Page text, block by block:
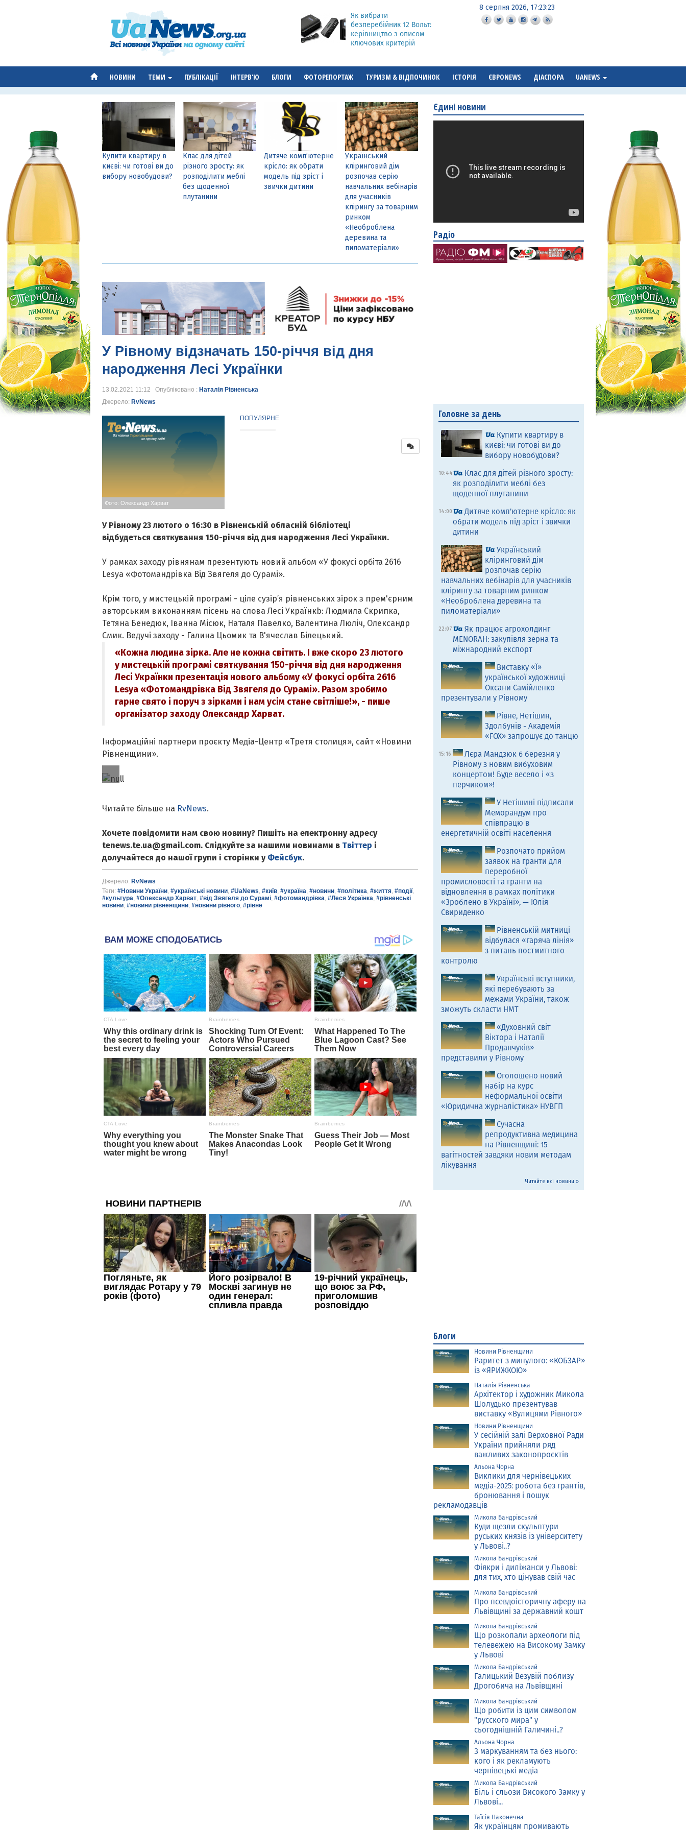
Як вибрати
безперебійник 12 Вольт:
керівництво з описом
ключових критерій
8 серпня 2026, 17:23:24
НОВИНИ ТЕМИ ПУБЛІКАЦІЇ ІНТЕРВ'Ю БЛОГИ ФОТОРЕПОРТАЖ ТУРИЗМ & ВІДПОЧИНОК ІСТОРІЯ ЄВРОNEWS ДІАСПОРА UANEWS
Купити квартиру в
києві: чи готові ви до
вибору новобудови?
Клас для дітей
різного зросту: як
розподілити меблі
без щоденної
плутанини
Дитяче комп’ютерне
крісло: як обрати
модель під зріст і
звички дитини
Український
кліринговий дім
розпочав серію
навчальних вебінарів
для учасників
клірингу за товарним
ринком
«Необроблена
деревина та
пиломатеріали»
У Рівному відзначать 150-річчя від дня
народження Лесі Українки
13.02.2021 11:12 Опубліковано : Наталія Рівненська
Джерело: RvNews
Фото: Олександр Харват
ПОПУЛЯРНЕ
У Рівному 23 лютого о 16:30 в Рівненській обласній бібліотеці
відбудеться святкування 150-річчя від дня народження Лесі Українки.
У рамках заходу рівнянам презентують новий альбом «У фокусі орбіта 2616
Lesya «Фотомандрівка Від Звягеля до Сурамі».
Крім того, у мистецькій програмі - ціле сузір’я рівненських зірок з прем'єрним
авторським виконанням пісень на слова Лесі Українкb: Людмила Скрипка,
Тетяна Бенедюк, Іванна Місюк, Наталя Павелко, Валентина Люліч, Олександр
Смик. Ведучі заходу - Галина Цьомик та В'ячеслав Білецький.
«Кожна людина зірка. Але не кожна світить. І вже скоро 23 лютого
у мистецькій програмі святкування 150-річчя від дня народження
Лесі Українки презентація нового альбому «У фокусі орбіта 2616
Lesya «Фотомандрівка Від Звягеля до Сурамі». Разом зробимо
гарне свято і поруч з зірками і нам усім стане світліше!», - пише
організатор заходу Олександр Харват.
Інформаційні партнери проєкту Медіа-Центр «Третя столиця», сайт «Новини
Рівненщини».
Читайте більше на RvNews.
Хочете повідомити нам свою новину? Пишіть на електронну адресу
tenews.te.ua@gmail.com. Слідкуйте за нашими новинами в Твіттер і
долучайтеся до нашої групи і сторінки у Фейсбук.
Джерело: RvNews
Теги: #Новини України, #українські новини, #UaNews, #київ, #україна, #новини, #політика, #життя, #події,
#культура, #Олександр Харват, #від Звягеля до Сурамі, #фотомандрівка, #Леся Українка, #рівненські
новини, #новини рівненщини, #новини рівного, #рівне
Єдині новини
Радіо
Головне за день
Купити квартиру в
києві: чи готові ви до
вибору новобудови?
10:44
Клас для дітей різного зросту:
як розподілити меблі без
щоденної плутанини
14:00
Дитяче комп’ютерне крісло: як
обрати модель під зріст і звички
дитини
Український
кліринговий дім
розпочав серію
навчальних вебінарів для учасників
клірингу за товарним ринком
«Необроблена деревина та
пиломатеріали»
22:07
Як працює агрохолдинг
MENORAH: закупівля зерна та
міжнародний експорт
Виставку «Ї»
української художниці
Оксани Самійленко
презентували у Рівному
Рівне, Нетішин,
Здолбунів - Академія
«FOX» запрошує до танцю
15:16
Лєра Мандзюк 6 березня у
Рівному з новим вибуховим
концертом! Буде весело і «з
перчиком»!
У Нетішині підписали
Меморандум про
співпрацю в
енергетичній освіті населення
Розпочато прийом
заявок на гранти для
переробної
промисловості та гранти на
відновлення в рамках політики
«Зроблено в Україні», — Юлія
Свириденко
Рівненській митниці
відбулася «гаряча лінія»
з питань постмитного
контролю
Українські вступники,
які перебувають за
межами України, також
зможуть скласти НМТ
«Духовний світ
Віктора і Наталії
Проданчуків»
представили у Рівному
Оголошено новий
набір на курс
неформальної освіти
«Юридична журналістика» НУВГП
Сучасна
репродуктивна медицина
на Рівненщині: 15
вагітностей завдяки новим методам
лікування
Читайте всі новини »
Блоги
Новини Рівненщини
Раритет з минулого: «КОБЗАР»
із «ЯРИЖКОЮ»
Наталія Рівненська
Архітектор і художник Микола
Шолудько презентував
виставку «Вулицями Рівного»
Новини Рівненщини
У сесійній залі Верховної Ради
України прийняли ряд
важливих законопроєктів
Альона Чорна
Виклики для чернівецьких
медіа-2025: робота без грантів,
бронювання і пошук
рекламодавців
Микола Бандрівський
Куди щезли скульптури
руських князів із університету
у Львові..?
Микола Бандрівський
Фіякри і диліжанси у Львові:
для тих, хто цінував свій час
Микола Бандрівський
Про псевдоісторичну аферу на
Львівщині за державний кошт
Микола Бандрівський
Що розкопали археологи під
телевежею на Високому Замку
у Львові
Микола Бандрівський
Галицький Везувій поблизу
Дрогобича на Львівщині
Микола Бандрівський
Що робити із цим символом
"русского мира" у
сьогоднішній Галичині..?
Альона Чорна
З маркуванням та без нього:
кого і як рекламують
чернівецькі медіа
Микола Бандрівський
Біль і сльози Високого Замку у
Львові...
Таїсія Наконечна
Як українцям промивають